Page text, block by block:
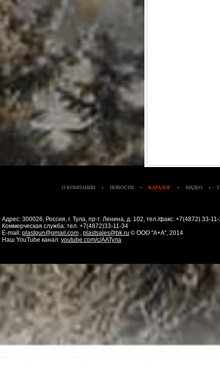
О КОМПАНИИ НОВОСТИ КАТАЛОГ ВИДЕО
Адрес: 300026, Россия, г. Тула, пр-т. Ленина, д. 102, тел./факс: +7(4872) 33-
Коммерческая служба: тел. +7(4872)33-11-34
E-mail: plastgun@gmail.com , plastsales@bk.ru © ООО "А+А", 2014
Наш YouTube канал: youtube.com/c/ААТула